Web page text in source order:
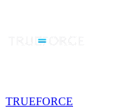
TRUEFORCE